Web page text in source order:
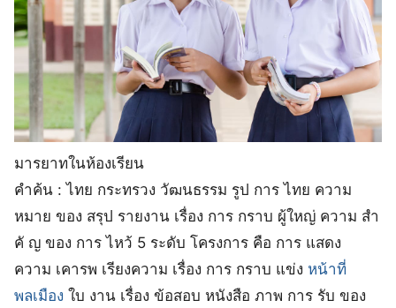
มารยาทในห้องเรียน
คำค้น : ไทย กระทรวง วัฒนธรรม รูป การ ไทย ความ
หมาย ของ สรุป รายงาน เรื่อง การ กราบ ผู้ใหญ่ ความ สํา
คั ญ ของ การ ไหว้ 5 ระดับ โครงการ คือ การ แสดง
ความ เคารพ เรียงความ เรื่อง การ กราบ แข่ง หน้าที่
พลเมือง ใบ งาน เรื่อง ข้อสอบ หนังสือ ภาพ การ รับ ของ